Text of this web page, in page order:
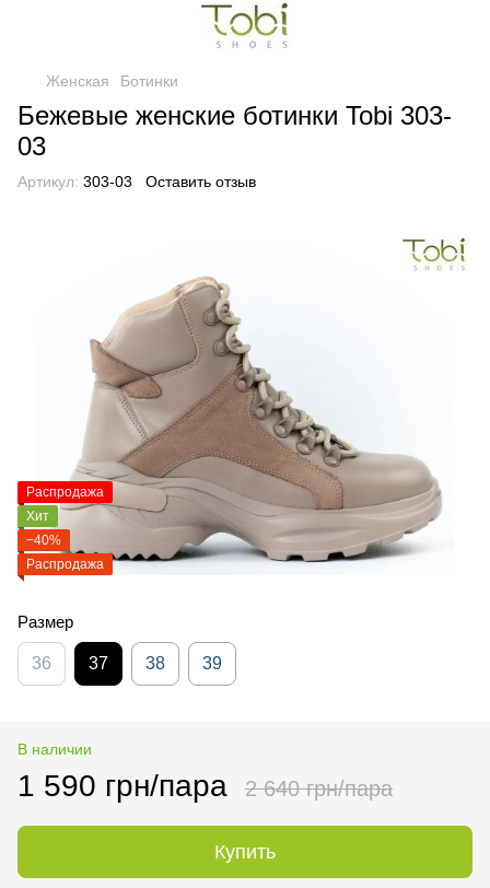
Женская Ботинки
Бежевые женские ботинки Tobi 303-
03
Артикул: 303-03 Оставить отзыв
Распродажа
Хит
−40%
Распродажа
Размер
36 37 38 39
В наличии
1 590 грн/пара 2 640 грн/пара
Купить